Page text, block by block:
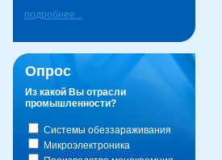
подробнее...
Опрос
Из какой Вы отрасли
промышленности?
Системы обеззараживания
Микроэлектроника